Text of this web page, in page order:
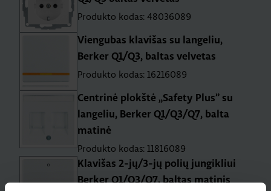
Produkto kodas: 48036089
Viengubas klavišas su langeliu,
Berker Q1/Q3, baltas velvetas
Produkto kodas: 16216089
Centrinė plokštė „Safety Plus” su
langeliu, Berker Q1/Q3/Q7, balta
matinė
Produkto kodas: 11816089
Klavišas 2-jų/3-jų polių jungikliui
Berker Q1/Q3/Q7, baltas matinis